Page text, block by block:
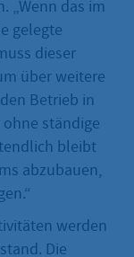
„Wenn das im
gelegte
dieser
über weitere
Betrieb in
ständige
bleibt
abzubauen,
werden
Die